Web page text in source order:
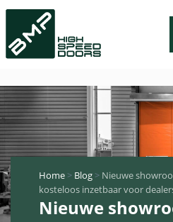
Home > Blog > Nieuwe
kosteloos inzetbaar voor
Nieuwe